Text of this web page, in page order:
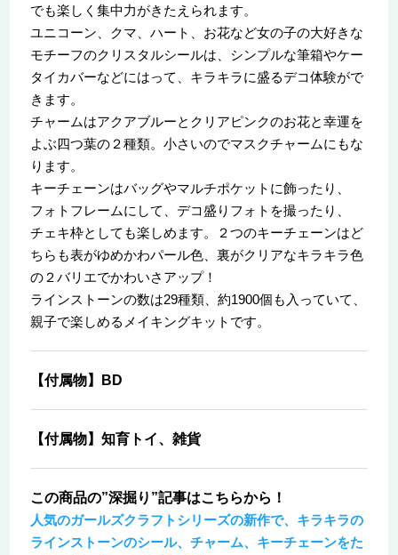
でも楽しく集中力がきたえられます。
ユニコーン、クマ、ハート、お花など女の子の大好きな
モチーフのクリスタルシールは、シンプルな筆箱やケー
タイカバーなどにはって、キラキラに盛るデコ体験がで
きます。
チャームはアクアブルーとクリアピンクのお花と幸運を
よぶ四つ葉の２種類。小さいのでマスクチャームにもな
ります。
キーチェーンはバッグやマルチポケットに飾ったり、
フォトフレームにして、デコ盛りフォトを撮ったり、
チェキ枠としても楽しめます。２つのキーチェーンはど
ちらも表がゆめかわパール色、裏がクリアなキラキラ色
の２バリエでかわいさアップ！
ラインストーンの数は29種類、約1900個も入っていて、
親子で楽しめるメイキングキットです。
【付属物】BD
【付属物】知育トイ、雑貨
この商品の”深掘り”記事はこちらから！
人気のガールズクラフトシリーズの新作で、キラキラの
ラインストーンのシール、チャーム、キーチェーンをた